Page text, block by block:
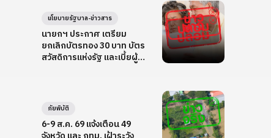
นายกฯ ประกาศ เตรียม
ยกเลิกบัตรทอง 30 บาท บัตร
สวัสดิการแห่งรัฐ และเบี้ยผู้สูง
นโยบายรัฐบาล-ข่าวสาร
6-9 ส.ค. 69 แจ้งเตือน 49
ภัยพิบัติ